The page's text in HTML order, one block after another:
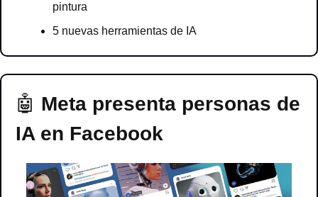
pintura
5 nuevas herramientas de IA
🤖 Meta presenta personas de
IA en Facebook